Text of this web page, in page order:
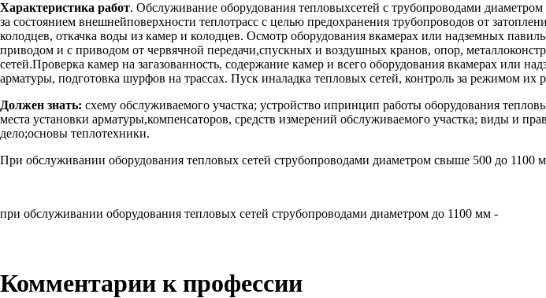
Характеристика работ. Обслуживание оборудования тепловыхсетей с трубопроводами
за состоянием внешнейповерхности теплотрасс с целью предохранения трубопроводов от
колодцев, откачка воды из камер и колодцев. Осмотр оборудования вкамерах или надземных
приводом и с приводом от червячной передачи,спускных и воздушных кранов, опор,
сетей.Проверка камер на загазованность, содержание камер и всего оборудования вкамерах или
арматуры, подготовка шурфов на трассах. Пуск иналадка тепловых сетей, контроль за режимом их
Должен знать: схему обслуживаемого участка; устройство ипринцип работы оборудования
места установки арматуры,компенсаторов, средств измерений обслуживаемого участка; виды и
дело;основы теплотехники.
При обслуживании оборудования тепловых сетей струбопроводами диаметром свыше 500 до 1100
при обслуживании оборудования тепловых сетей струбопроводами диаметром до 1100 мм -
Комментарии к профессии